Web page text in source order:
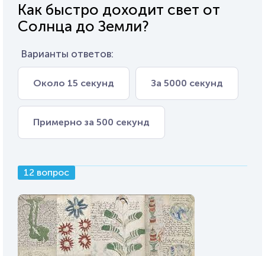
Как быстро доходит свет от
Солнца до Земли?
Варианты ответов:
Около 15 секунд За 5000 секунд
Примерно за 500 секунд
12 вопрос